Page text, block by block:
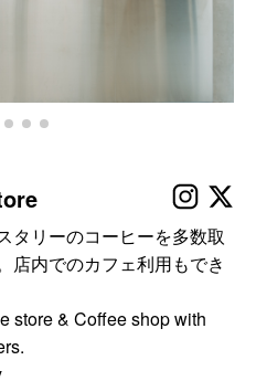
タリーのコーヒーを多数取
店内でのカフェ利用もでき
store & Coffee shop with